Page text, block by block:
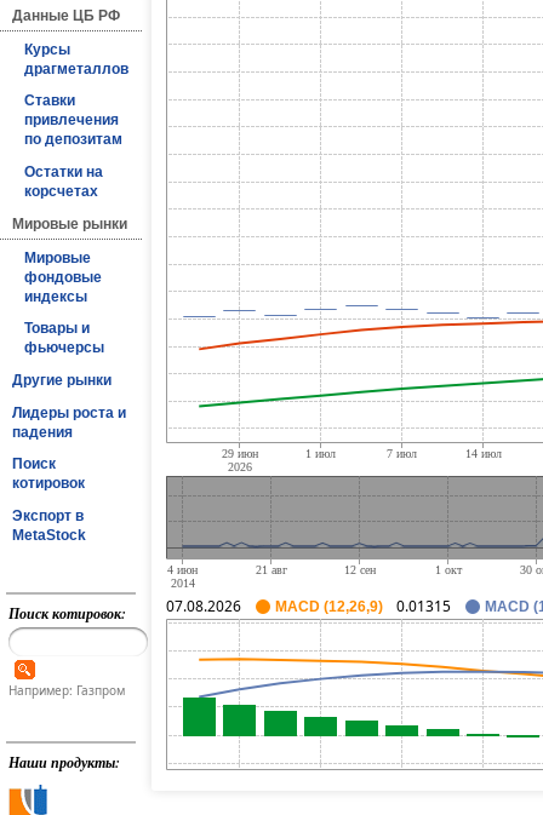
Данные ЦБ РФ
Курсы
драгметаллов
Ставки
привлечения
по депозитам
Остатки на
корсчетах
Мировые рынки
Мировые
фондовые
индексы
Товары и
фьючерсы
Другие рынки
Лидеры роста и
падения
Поиск
котировок
Экспорт в
MetaStock
Поиск котировок:
Например: Газпром
Наши продукты:
07.08.2026 MACD (12,26,9) 0.01315 MACD